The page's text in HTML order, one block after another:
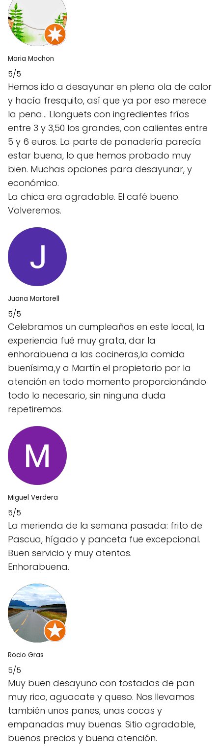
Maria Mochon
5/5
Hemos ido a desayunar en plena ola de calor
y hacía fresquito, así que ya por eso merece
la pena… Llonguets con ingredientes fríos
entre 3 y 3,50 los grandes, con calientes entre
5 y 6 euros. La parte de panadería parecía
estar buena, lo que hemos probado muy
bien. Muchas opciones para desayunar, y
económico.
La chica era agradable. El café bueno.
Volveremos.
Juana Martorell
5/5
Celebramos un cumpleaños en este local, la
experiencia fué muy grata, dar la
enhorabuena a las cocineras,la comida
buenísima,y a Martín el propietario por la
atención en todo momento proporcionándo
todo lo necesario, sin ninguna duda
repetiremos.
Miguel Verdera
5/5
La merienda de la semana pasada: frito de
Pascua, hígado y panceta fue excepcional.
Buen servicio y muy atentos.
Enhorabuena.
Rocio Gras
5/5
Muy buen desayuno con tostadas de pan
muy rico, aguacate y queso. Nos llevamos
también unos panes, unas cocas y
empanadas muy buenas. Sitio agradable,
buenos precios y buena atención.